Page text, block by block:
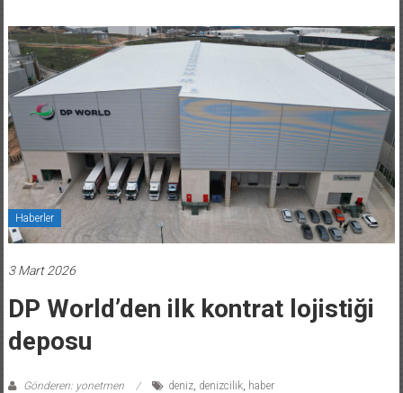
Haberler
3 Mart 2026
DP World’den ilk kontrat lojistiği
deposu
Gönderen: yonetmen deniz, denizcilik, haber